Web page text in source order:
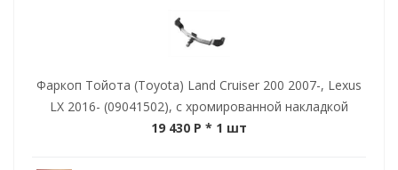
Фаркоп Тойота (Toyota) Land Cruiser 200 2007-, Lexus
LX 2016- (09041502), с хромированной накладкой
19 430 P * 1 шт